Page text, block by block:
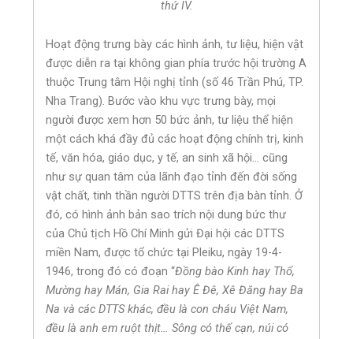
thứ IV.
Hoạt động trưng bày các hình ảnh, tư liệu, hiện vật
được diễn ra tại không gian phía trước hội trường A
thuộc Trung tâm Hội nghị tỉnh (số 46 Trần Phú, TP.
Nha Trang). Bước vào khu vực trưng bày, mọi
người được xem hơn 50 bức ảnh, tư liệu thể hiện
một cách khá đầy đủ các hoạt động chính trị, kinh
tế, văn hóa, giáo dục, y tế, an sinh xã hội… cũng
như sự quan tâm của lãnh đạo tỉnh đến đời sống
vật chất, tinh thần người DTTS trên địa bàn tỉnh. Ở
đó, có hình ảnh bản sao trích nội dung bức thư
của Chủ tịch Hồ Chí Minh gửi Đại hội các DTTS
miền Nam, được tổ chức tại Pleiku, ngày 19-4-
1946, trong đó có đoạn “Đồng bào Kinh hay Thổ,
Mường hay Mán, Gia Rai hay Ê Đê, Xê Đăng hay Ba
Na và các DTTS khác, đều là con cháu Việt Nam,
đều là anh em ruột thịt… Sông có thể cạn, núi có